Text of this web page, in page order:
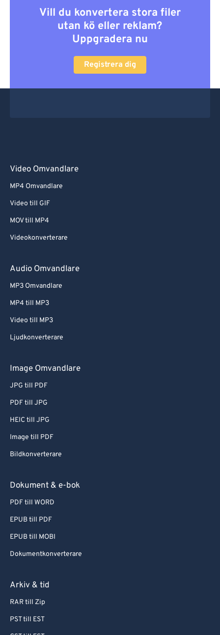
Vill du konvertera stora filer
utan kö eller reklam?
Uppgradera nu
Registrera dig
Video Omvandlare
MP4 Omvandlare
Video till GIF
MOV till MP4
Videokonverterare
Audio Omvandlare
MP3 Omvandlare
MP4 till MP3
Video till MP3
Ljudkonverterare
Image Omvandlare
JPG till PDF
PDF till JPG
HEIC till JPG
Image till PDF
Bildkonverterare
Dokument & e-bok
PDF till WORD
EPUB till PDF
EPUB till MOBI
Dokumentkonverterare
Arkiv & tid
RAR till Zip
PST till EST